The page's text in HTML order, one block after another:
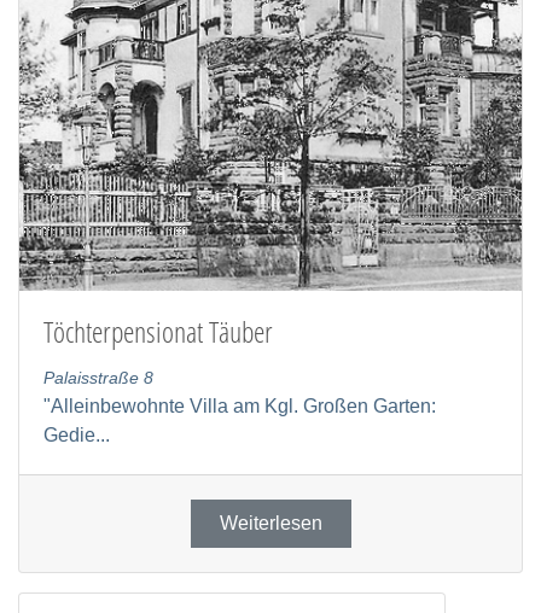
Töchterpensionat Täuber
Palaisstraße 8
"Alleinbewohnte Villa am Kgl. Großen Garten:
Gedie...
Weiterlesen